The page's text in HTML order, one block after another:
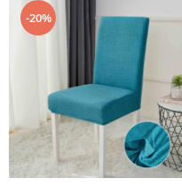
-20%